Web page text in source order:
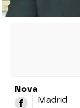
Nova
Madrid